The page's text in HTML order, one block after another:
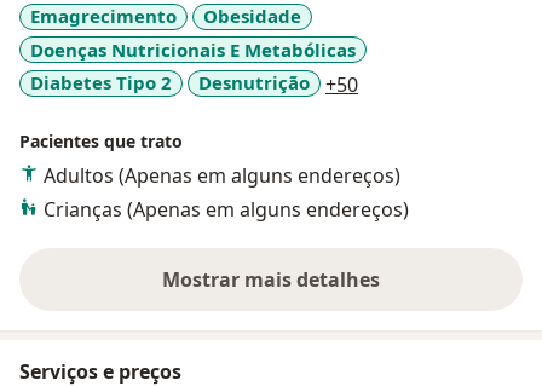
Emagrecimento
Obesidade
Doenças Nutricionais E Metabólicas
Diabetes Tipo 2
Desnutrição +50
Pacientes que trato
Adultos (Apenas em alguns endereços)
Crianças (Apenas em alguns endereços)
Mostrar mais detalhes
sobre a experiência
Serviços e preços